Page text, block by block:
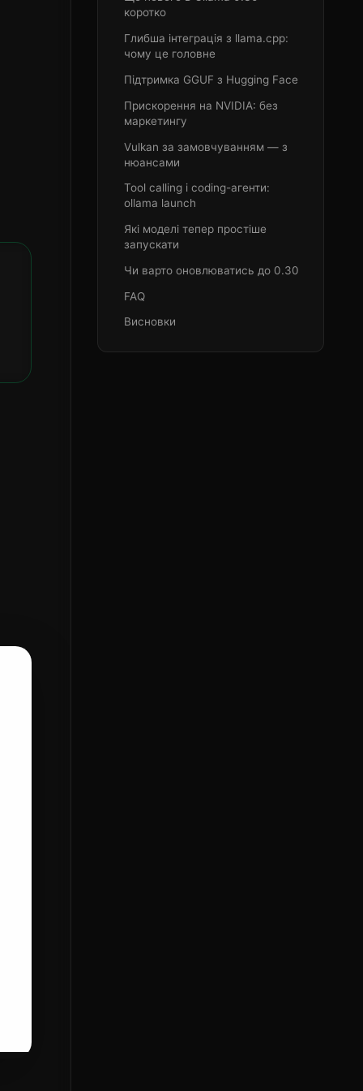
коротко
Глибша інтеграція з llama.cpp:
чому це головне
Підтримка GGUF з Hugging Face
Прискорення на NVIDIA: без
маркетингу
Vulkan за замовчуванням — з
нюансами
Tool calling і coding-агенти:
ollama launch
Які моделі тепер простіше
запускати
Чи варто оновлюватись до 0.30
FAQ
Висновки